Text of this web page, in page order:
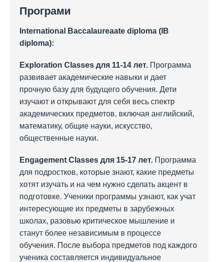
Програми
International Baccalaureaate diploma (IB
diploma):
Exploration Classes для 11-14 лет. Программа
развивает академические навыки и дает
прочную базу для будущего обучения. Дети
изучают и открывают для себя весь спектр
академических предметов, включая английский,
математику, общие науки, искусство,
общественные науки.
Engagement Classes для 15-17 лет. Программа
для подростков, которые знают, какие предметы
хотят изучать и на чем нужно сделать акцент в
подготовке. Ученики программы узнают, как учат
интересующие их предметы в зарубежных
школах, разовью критическое мышление и
станут более независимым в процессе
обучения. После выбора предметов под каждого
ученика составляется индивидуальное